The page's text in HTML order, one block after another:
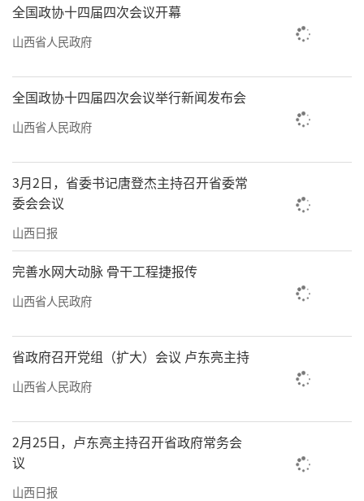
全国政协十四届四次会议开幕
山西省人民政府
全国政协十四届四次会议举行新闻发布会
山西省人民政府
3月2日，省委书记唐登杰主持召开省委常
委会会议
山西日报
完善水网大动脉 骨干工程捷报传
山西省人民政府
省政府召开党组（扩大）会议 卢东亮主持
山西省人民政府
2月25日，卢东亮主持召开省政府常务会
议
山西日报